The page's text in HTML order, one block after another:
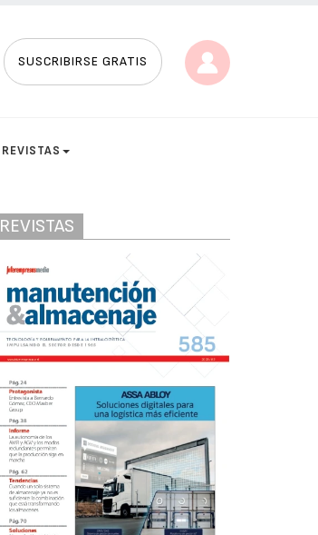
SUSCRIBIRSE GRATIS
REVISTAS
REVISTAS